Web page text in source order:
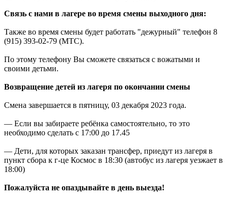
Связь с нами в лагере во время смены выходного дня:
Также во время смены будет работать "дежурный" телефон 8
(915) 393-02-79 (МТС).
По этому телефону Вы сможете связатьcя с вожатыми и
своими детьми.
Возвращение детей из лагеря по окончании смены
Смена завершается в пятницу, 03 декабря 2023 года.
— Если вы забираете ребёнка самостоятельно, то это
необходимо сделать с 17:00 до 17.45
— Дети, для которых заказан трансфер, приедут из лагеря в
пункт сбора к г-це Космос в 18:30 (автобус из лагеря уезжает в
18:00)
Пожалуйста не опаздывайте в день выезда!